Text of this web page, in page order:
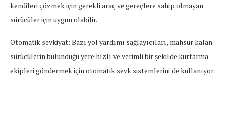
kendileri çözmek için gerekli araç ve gereçlere sahip olmayan
sürücüler için uygun olabilir.
Otomatik sevkiyat: Bazı yol yardımı sağlayıcıları, mahsur kalan
sürücülerin bulunduğu yere hızlı ve verimli bir şekilde kurtarma
ekipleri göndermek için otomatik sevk sistemlerini de kullanıyor.